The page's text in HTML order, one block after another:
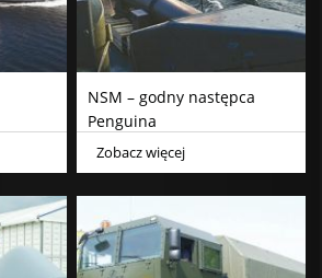
NSM – godny następca
Penguina
Zobacz więcej